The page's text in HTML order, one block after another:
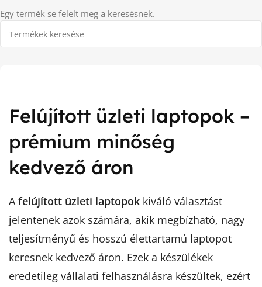
Egy termék se felelt meg a keresésnek.
Felújított üzleti laptopok –
prémium minőség
kedvező áron
Afelújított üzleti laptopok kiváló választást
jelentenek azok számára, akik megbízható, nagy
teljesítményű és hosszú élettartamú laptopot
keresnek kedvező áron. Ezek a készülékek
eredetileg vállalati felhasználásra készültek, ezért